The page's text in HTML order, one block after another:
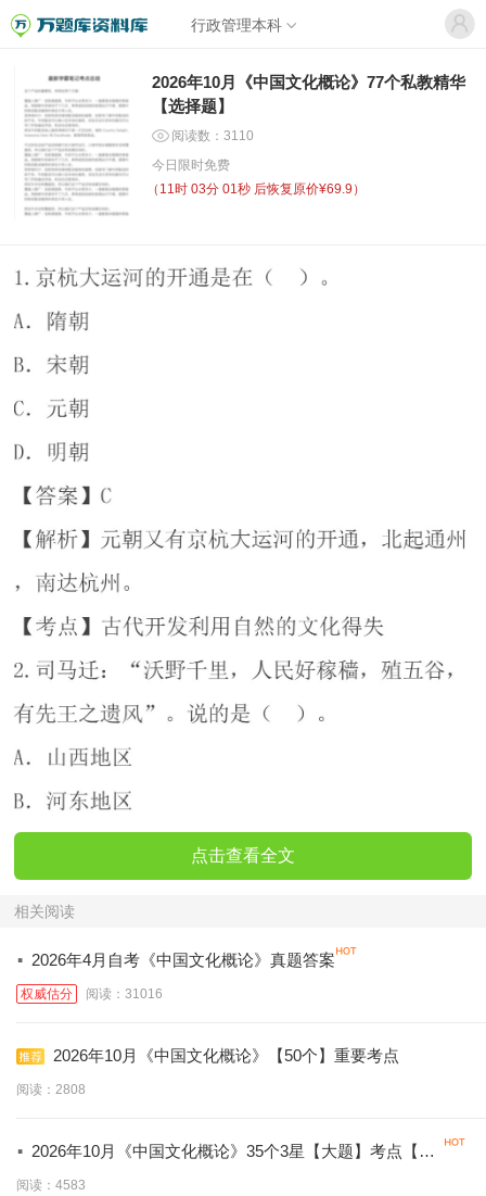
行政管理本科
2026年10月《中国文化概论》77个私教精华
【选择题】
阅读数：3110
今日限时免费
（ 11时 03分 00秒 后恢复原价¥69.9）
点击查看全文
相关阅读
· 2026年4月自考《中国文化概论》真题答案
权威估分 阅读：31016
2026年10月《中国文化概论》【50个】重要考点
阅读：2808
· 2026年10月《中国文化概论》35个3星【大题】考点【拿
分必背】
阅读：4583